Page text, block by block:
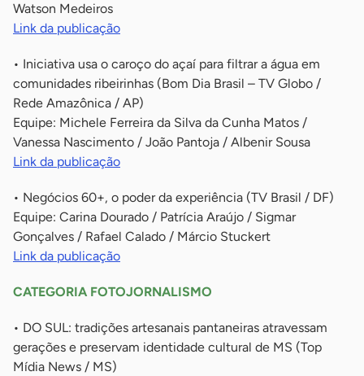
Watson Medeiros
Link da publicação
• Iniciativa usa o caroço do açaí para filtrar a água em
comunidades ribeirinhas (Bom Dia Brasil – TV Globo /
Rede Amazônica / AP)
Equipe: Michele Ferreira da Silva da Cunha Matos /
Vanessa Nascimento / João Pantoja / Albenir Sousa
Link da publicação
• Negócios 60+, o poder da experiência (TV Brasil / DF)
Equipe: Carina Dourado / Patrícia Araújo / Sigmar
Gonçalves / Rafael Calado / Márcio Stuckert
Link da publicação
CATEGORIA FOTOJORNALISMO
• DO SUL: tradições artesanais pantaneiras atravessam
gerações e preservam identidade cultural de MS (Top
Mídia News / MS)